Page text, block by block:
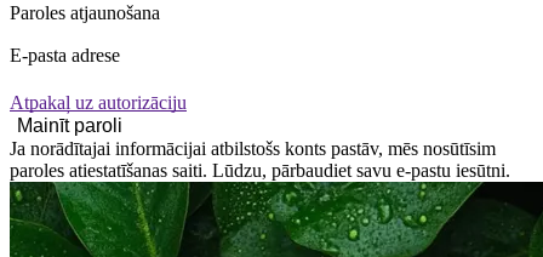
Paroles atjaunošana
E-pasta adrese
Atpakaļ uz autorizāciju
Ja norādītajai informācijai atbilstošs konts pastāv, mēs nosūtīsim
paroles atiestatīšanas saiti. Lūdzu, pārbaudiet savu e-pastu iesūtni.